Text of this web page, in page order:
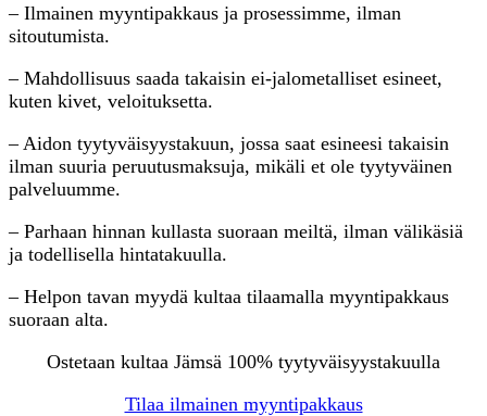
– Ilmainen myyntipakkaus ja prosessimme, ilman
sitoutumista.
– Mahdollisuus saada takaisin ei-jalometalliset esineet,
kuten kivet, veloituksetta.
– Aidon tyytyväisyystakuun, jossa saat esineesi takaisin
ilman suuria peruutusmaksuja, mikäli et ole tyytyväinen
palveluumme.
– Parhaan hinnan kullasta suoraan meiltä, ilman välikäsiä
ja todellisella hintatakuulla.
– Helpon tavan myydä kultaa tilaamalla myyntipakkaus
suoraan alta.
Ostetaan kultaa Jämsä 100% tyytyväisyystakuulla
Tilaa ilmainen myyntipakkaus